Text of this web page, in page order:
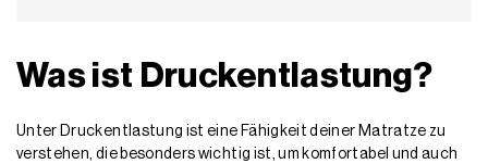
Was ist Druckentlastung?
Unter Druckentlastung ist eine Fähigkeit deiner Matratze zu
verstehen, die besonders wichtig ist, um komfortabel und auch